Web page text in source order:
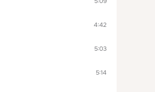
4:42
5:03
5:14